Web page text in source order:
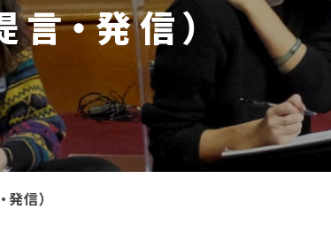
・発信）
信）